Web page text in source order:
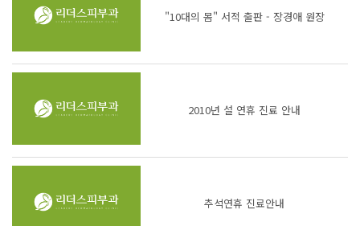
"10대의 몸" 서적 출판 - 장경애 원장
2010년 설 연휴 진료 안내
추석연휴 진료안내